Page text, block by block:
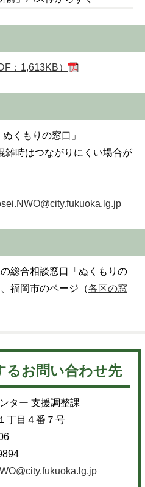
：1,613KB）
くもりの窓口」
雑時はつながりにくい場合が
総合相談窓口「ぬくもりの
福岡市のページ（各区の窓
るお問い合わせ先
ター 支援調整課
丁目４番７号